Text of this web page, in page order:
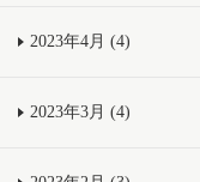
2023年4月 (4)
2023年3月 (4)